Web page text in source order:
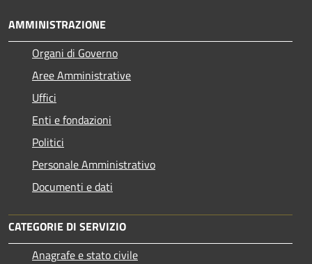
AMMINISTRAZIONE
Organi di Governo
Aree Amministrative
Uffici
Enti e fondazioni
Politici
Personale Amministrativo
Documenti e dati
CATEGORIE DI SERVIZIO
Anagrafe e stato civile